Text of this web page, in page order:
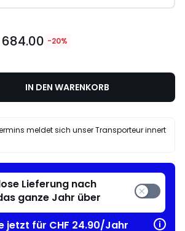
684.00 -20%
IN DEN WARENKORB
meldet sich unser Transporteur innert
Lieferung nach
ganze Jahr über
jetzt für CHF 24.90/Jahr